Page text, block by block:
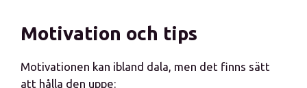
Motivation och tips
Motivationen kan ibland dala, men det finns sätt
att hålla den uppe: